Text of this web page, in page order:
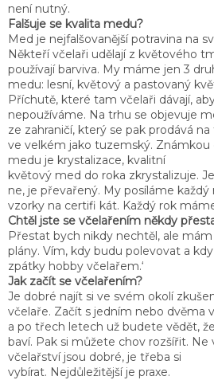
není nutný.
Falšuje se kvalita medu?
Med je nejfalšovanější potravina na
Někteří včelaři udělají z květového
používají barviva. My máme jen 3
medu: lesní, květový a pastovaný
Příchutě, které tam včelaři dávají,
nepoužíváme. Na trhu se objevuje
ze zahraničí, který se pak prodává na
ve velkém jako tuzemský. Známkou
medu je krystalizace, kvalitní
květový med do roka zkrystalizuje.
ne, je převařený. My posíláme každý
vzorky na certifi kát. Každý rok
Chtěl jste se včelařením někdy
Přestat bych nikdy nechtěl, ale mám
plány. Vím, kdy budu polevovat a
zpátky hobby včelařem.‘
Jak začít se včelařením?
Je dobré najít si ve svém okolí
včelaře. Začít s jedním nebo dvěma
a po třech letech už budete vědět,
baví. Pak si můžete chov rozšířit. Ne
včelařství jsou dobré, je třeba si
vybírat. Nejdůležitější je praxe.